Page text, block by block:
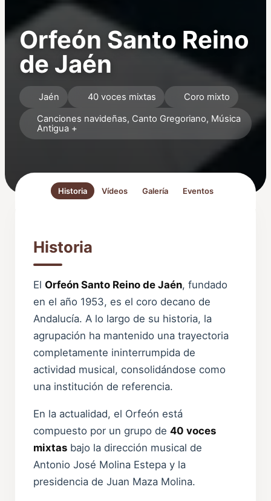
Orfeón Santo Reino
de Jaén
Jaén 40 voces mixtas
Coro mixto
Canciones navideñas, Canto Gregoriano, Música
Antigua +
Historia Vídeos Galería Eventos
Historia
El Orfeón Santo Reino de Jaén, fundado
en el año 1953, es el coro decano de
Andalucía. A lo largo de su historia, la
agrupación ha mantenido una trayectoria
completamente ininterrumpida de
actividad musical, consolidándose como
una institución de referencia.
En la actualidad, el Orfeón está
compuesto por un grupo de40 voces
mixtas bajo la dirección musical de
Antonio José Molina Estepa y la
presidencia de Juan Maza Molina.